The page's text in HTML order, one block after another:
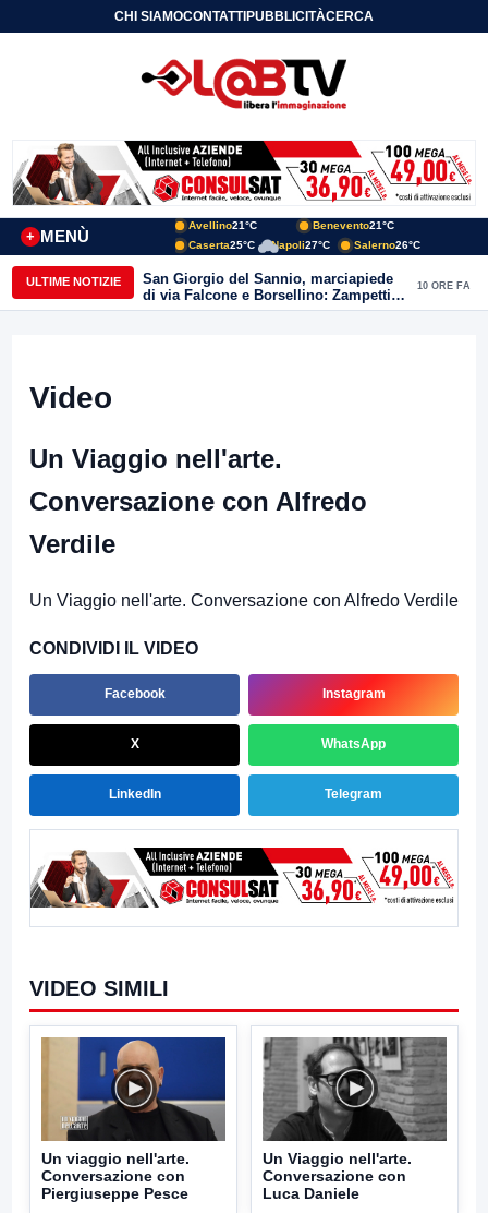
CHI SIAMOCONTATTIPUBBLICITÀCERCA
MENÙ
+
Avellino21°C Benevento21°C
Caserta25°C Napoli27°C Salerno26°C
ULTIME NOTIZIE
San Giorgio del Sannio, marciapiede
di via Falcone e Borsellino: Zampetti e
Lombardi replicano alle polemiche
10 ORE FA
Video
Un Viaggio nell'arte.
Conversazione con Alfredo
Verdile
Un Viaggio nell'arte. Conversazione con Alfredo Verdile
CONDIVIDI IL VIDEO
Facebook Instagram
X WhatsApp
LinkedIn Telegram
VIDEO SIMILI
Un viaggio nell'arte.
Conversazione con
Piergiuseppe Pesce
Un Viaggio nell'arte.
Conversazione con
Luca Daniele